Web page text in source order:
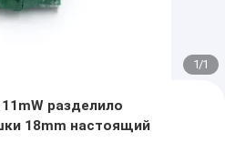
1/1
разделило
18mm настоящий